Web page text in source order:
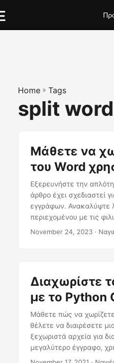
Home » Tags
split
Μάθετε να
του Word
Εξερευνήστε την
άρθρο έχει σχεδιαστεί
εγγράφων. Ανακαλύψτε
περιεχομένου με τις
Word με το .NET REST
November 24, 2023 ·
Διαχωρίστε
με το Python
Μάθετε πώς να
θέλετε να διαιρέσετε
ξεχωριστά αρχεία για
μεγαλύτερο έγγραφο,
απαιτήσεις.